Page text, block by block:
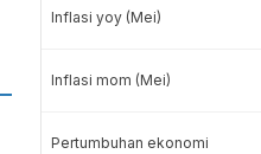
Inflasi yoy (Mei)
Inflasi mom (Mei)
Pertumbuhan ekonomi